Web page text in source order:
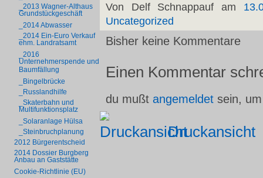
_2013 Wagner-Althaus
Grundstückgeschäft
_2014 Abwasser
_2014 Ein-Euro Verkauf
ehm. Landratsamt
_2016
Unternehmerspende und
Baumfällung
_Bingelbrücke
_Russlandhilfe
_Skaterbahn und
Multifunktionsplatz
_Solaranlage Hülsa
_Steinbruchplanung
2012 Bürgerentscheid
2014 Dossier Burgberg
Anbau an Gaststätte
Cookie-Richtlinie (EU)
Von Delf Schnappauf am
Uncategorized
Bisher keine Kommentare
Einen Kommentar
du mußt angemeldet sein,
Druckansicht